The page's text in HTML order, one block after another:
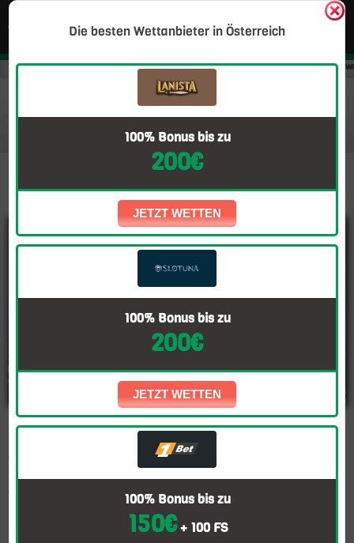
Wettanbieter Österreich Blog News MotoGP Portugal 2023: Alles,
MotoGP Portugal 2023: Alles, was Sie wissen
müssen – Renninfos, Wetttipps & Favoriten
erwarten, das Spektakel zu erleben. Das Rennen findet am
anspruchsvollsten und aufregendsten Strecken
MotoGP-Kalender. In diesem Blog-Post finden Sie alle wichtigen
Informationen, Wetttipps und Favoriten für das Rennen.
Die besten Wettanbieter in Österreich
100% Bonus bis zu
200€
JETZT WETTEN
100% Bonus bis zu
200€
JETZT WETTEN
100% Bonus bis zu
150€+ 100 FS